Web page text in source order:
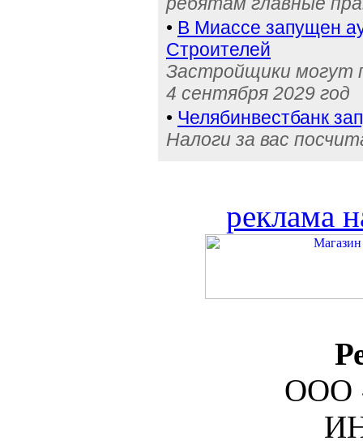
• В Миассе запущен
Строителей
Застройщики могут
4 сентября 2029 год
• Челябинвестбанк
Налоги за вас
реклама
ООО